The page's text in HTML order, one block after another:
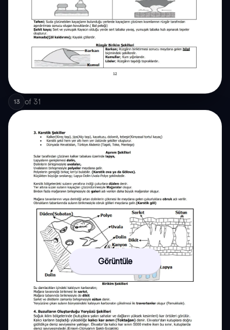
13 of 31
Görüntüle